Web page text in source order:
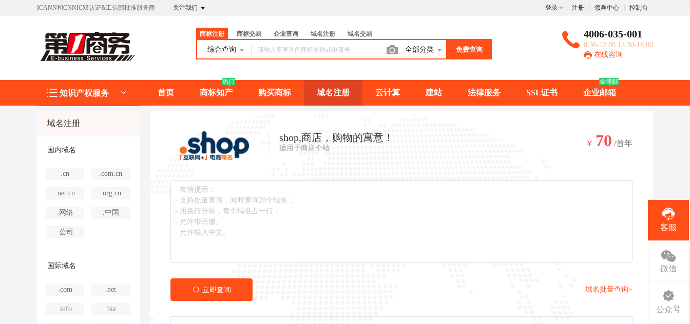
ICANN和CNNIC双认证&工信部批准服务商 关注我们 登录 注册 领券中心 控制台
商标注册 商标交易 企业查询 域名注册 域名交易
综合查询 全部分类 免费查询
4006-035-001
8:30-12:00 13:30-18:00
在线咨询
知识产权服务 首页 商标知产
热门
购买商标 域名注册 云计算 建站 法律服务 SSL证书 企业邮箱
全球邮
域名注册
国内域名
.cn .com.cn
.net.cn .org.cn
.网络 .中国
.公司
国际域名
.com .net
.info .biz
shop,商店，购物的寓意！
适用于商店个站
￥ 70 /首年
立即查询 域名批量查询>
客服
微信
公众号